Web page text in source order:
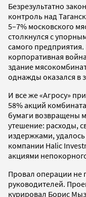
Безрезультатно
контроль над
5–7% московского
столкнулся с
самого
корпоративная
здание
однажды оказался в
И все же «Агросу»
58% акций
бумаги возвращены
утешение: расходы,
издержками,
компании Halic
акциями
Провал операции не
руководителей.
курировал Борис